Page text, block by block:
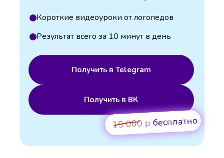
Получить в Telegram
Получить в ВК
15 000 р бесплатно
Результат всего за 10 минут в день
Короткие видеоуроки от логопедов